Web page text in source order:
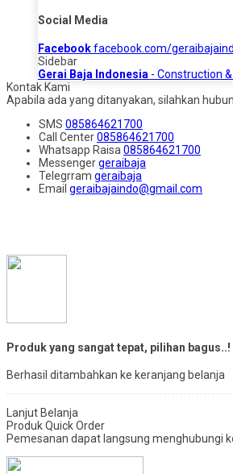
Social Media
Facebookfacebook.com/
Sidebar
Gerai Baja Indonesia - Construction
Kontak Kami
Apabila ada yang ditanyakan, silahkan
SMS 085864621700
Call Center085864621700
Whatsapp Raisa 085864621700
Messengergeraibaja
Telegrram geraibaja
Email geraibajaindo@gmail.com
Produk yang sangat tepat, pilihan bagus..!
Berhasil ditambahkan ke keranjang belanja
Lanjut Belanja
Produk Quick Order
Pemesanan dapat langsung menghubungi